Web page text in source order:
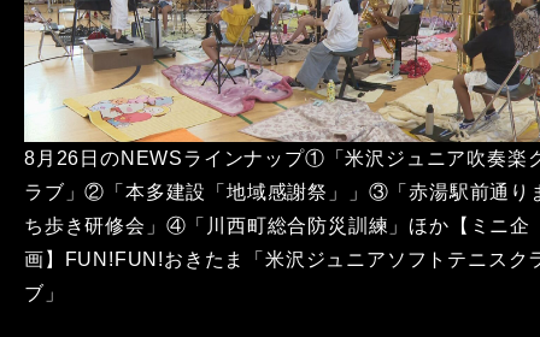
8月26日のNEWSラインナップ①「米沢ジュニア吹奏楽
ラブ」②「本多建設「地域感謝祭」」③「赤湯駅前通り
ち歩き研修会」④「川西町総合防災訓練」ほか【ミニ企
画】FUN!FUN!おきたま「米沢ジュニアソフトテニスク
ブ」